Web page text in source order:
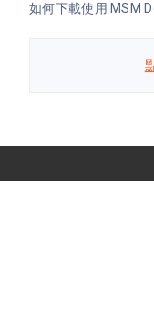
如何下載使用 MSM